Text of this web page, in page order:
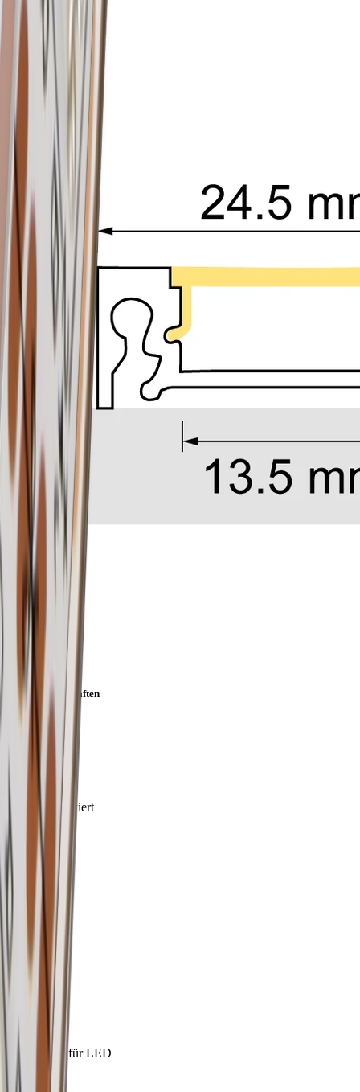
Artikeleigenschaften
Breite
24.5 mm
Farbe
Alu glanzeloxiert
Garantie
2 Jahre
Länge
5500 mm
Aluminium
max. Breite für LED
13.5 mm